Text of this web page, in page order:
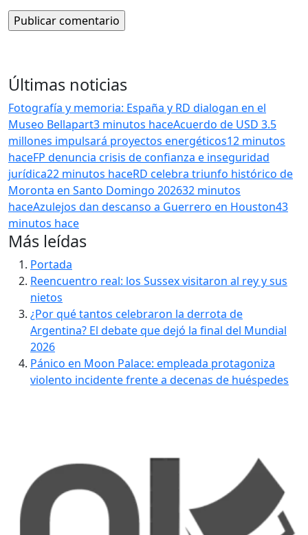
Últimas noticias
Fotografía y memoria: España y RD dialogan en el
Museo Bellapart3 minutos haceAcuerdo de USD 3.5
millones impulsará proyectos energéticos12 minutos
haceFP denuncia crisis de confianza e inseguridad
jurídica22 minutos haceRD celebra triunfo histórico de
Moronta en Santo Domingo 202632 minutos
haceAzulejos dan descanso a Guerrero en Houston43
minutos hace
Más leídas
Portada
Reencuentro real: los Sussex visitaron al rey y sus
nietos
¿Por qué tantos celebraron la derrota de
Argentina? El debate que dejó la final del Mundial
2026
Pánico en Moon Palace: empleada protagoniza
violento incidente frente a decenas de huéspedes